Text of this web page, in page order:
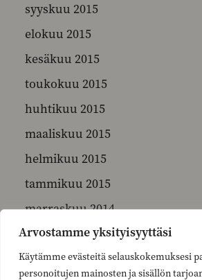
Arvostamme yksityisyyttäsi
Käytämme evästeitä selauskokemuksesi
personoitujen mainosten ja sisällön
syyskuu 2015
elokuu 2015
kesäkuu 2015
toukokuu 2015
huhtikuu 2015
maaliskuu 2015
helmikuu 2015
tammikuu 2015
marraskuu 2014
lokakuu 2014
syyskuu 2014